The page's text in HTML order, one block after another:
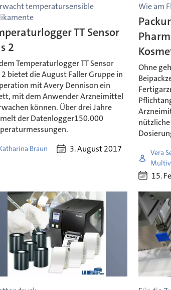
temperatursensible
TT Sensor
2
Temperaturlogger TT Sensor
2 bietet die August Faller Gruppe in
mit Avery Dennison ein
mit dem Anwender Arzneimittel
können. Über drei Jahre
der Datenlogger150.000
Braun 3. August 2017
Wie am
Ohne
Vera
15.